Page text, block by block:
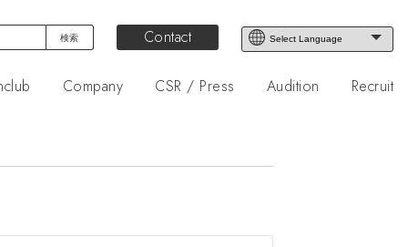
Contact
Company CSR / Press Audition Recruit